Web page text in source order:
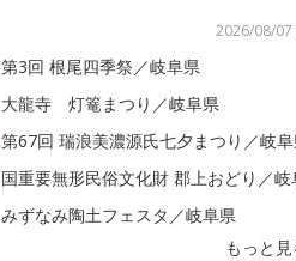
2026/08/07
第3回 根尾四季祭／岐阜県
大龍寺 灯篭まつり／岐阜県
第67回 瑞浪美濃源氏七夕まつり／岐
国重要無形民俗文化財 郡上おどり／岐
みずなみ陶土フェスタ／岐阜県
もっと見